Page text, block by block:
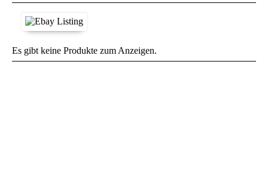
Es gibt keine Produkte zum Anzeigen.